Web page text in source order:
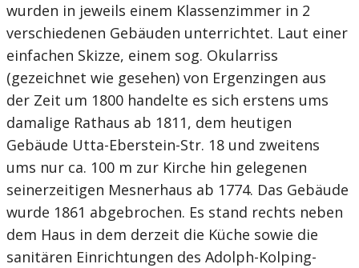
wurden in jeweils einem Klassenzimmer in 2
verschiedenen Gebäuden unterrichtet. Laut einer
einfachen Skizze, einem sog. Okularriss
(gezeichnet wie gesehen) von Ergenzingen aus
der Zeit um 1800 handelte es sich erstens ums
damalige Rathaus ab 1811, dem heutigen
Gebäude Utta-Eberstein-Str. 18 und zweitens
ums nur ca. 100 m zur Kirche hin gelegenen
seinerzeitigen Mesnerhaus ab 1774. Das Gebäude
wurde 1861 abgebrochen. Es stand rechts neben
dem Haus in dem derzeit die Küche sowie die
sanitären Einrichtungen des Adolph-Kolping-